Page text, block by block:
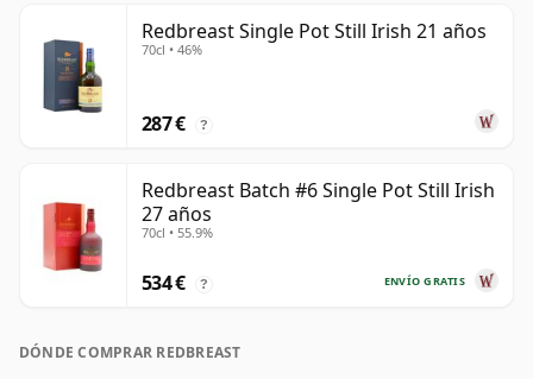
Redbreast Single Pot Still Irish 21 años
70cl • 46%
287 € ?
Redbreast Batch #6 Single Pot Still Irish
27 años
70cl • 55.9%
ENVÍO GRATIS
534 € ?
DÓNDE COMPRAR REDBREAST